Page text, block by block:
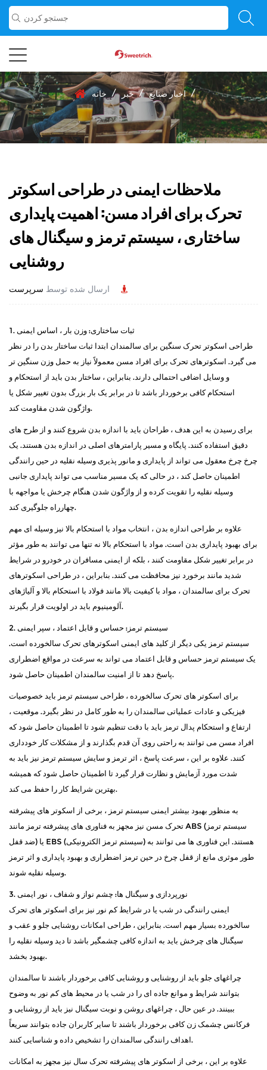
خانه / خبر / اخبار صنایع /
ملاحظات ایمنی در طراحی اسکوتر
تحرک برای افراد مسن: اهمیت پایداری
ساختاری ، سیستم ترمز و سیگنال های
روشنایی
ارسال شده توسط سرپرست
1. ثبات ساختاری: وزن بار ، اساس ایمنی
طراحی اسکوتر تحرک سنگین برای سالمندان ابتدا ثبات ساختار بدن را در نظر
می گیرد. اسکوترهای تحرک برای افراد مسن معمولاً نیاز به حمل وزن سنگین تر
و وسایل اضافی احتمالی دارند. بنابراین ، ساختار بدن باید از استحکام و
استحکام کافی برخوردار باشد تا در برابر یک بار بزرگ بدون تغییر شکل یا
واژگون شدن مقاومت کند.
برای رسیدن به این هدف ، طراحان باید با اندازه بدن شروع کنند و از طرح های
دقیق استفاده کنند. پایگاه و مسیر پارامترهای اصلی در اندازه بدن هستند. یک
چرخ چرخ معقول می تواند از پایداری و مانور پذیری وسیله نقلیه در حین رانندگی
اطمینان حاصل کند ، در حالی که یک مسیر مناسب می تواند پایداری جانبی
وسیله نقلیه را تقویت کرده و از واژگون شدن هنگام چرخش یا مواجهه با
چهارراه جلوگیری کند.
علاوه بر طراحی اندازه بدن ، انتخاب مواد با استحکام بالا نیز وسیله ای مهم
برای بهبود پایداری بدن است. مواد با استحکام بالا نه تنها می توانند به طور مؤثر
در برابر تغییر شکل مقاومت کنند ، بلکه از ایمنی مسافران در خودرو در شرایط
شدید مانند برخورد نیز محافظت می کنند. بنابراین ، در طراحی اسکوترهای
تحرک برای سالمندان ، مواد با کیفیت بالا مانند فولاد با استحکام بالا و آلیاژهای
آلومینیوم باید در اولویت قرار بگیرند.
2. سیستم ترمز: حساس و قابل اعتماد ، سپر ایمنی
سیستم ترمز یکی دیگر از کلید های ایمنی اسکوترهای تحرک سالخورده است.
یک سیستم ترمز حساس و قابل اعتماد می تواند به سرعت در مواقع اضطراری
پاسخ دهد تا از امنیت سالمندان اطمینان حاصل شود.
برای اسکوتر های تحرک سالخورده ، طراحی سیستم ترمز باید خصوصیات
فیزیکی و عادات عملیاتی سالمندان را به طور کامل در نظر بگیرد. موقعیت ،
ارتفاع و استحکام پدال ترمز باید با دقت تنظیم شود تا اطمینان حاصل شود که
افراد مسن می توانند به راحتی روی آن قدم بگذارند و از مشکلات کار خودداری
کنند. علاوه بر این ، سرعت پاسخ ، اثر ترمز و سایش سیستم ترمز نیز باید به
شدت مورد آزمایش و نظارت قرار گیرد تا اطمینان حاصل شود که همیشه
بهترین شرایط کار را حفظ می کند.
به منظور بهبود بیشتر ایمنی سیستم ترمز ، برخی از اسکوتر های پیشرفته
تحرک مسن نیز مجهز به فناوری های پیشرفته ترمز مانند ABS (سیستم ترمز
ضد قفل) یا EBS (سیستم ترمز الکترونیکی) هستند. این فناوری ها می توانند به
طور موثری مانع از قفل چرخ در حین ترمز اضطراری و بهبود پایداری و اثر ترمز
وسیله نقلیه شوند.
3. نورپردازی و سیگنال ها: چشم نواز و شفاف ، نور ایمنی
ایمنی رانندگی در شب یا در شرایط کم نور نیز برای اسکوتر های تحرک
سالخورده بسیار مهم است. بنابراین ، طراحی امکانات روشنایی جلو و عقب و
سیگنال های چرخش باید به اندازه کافی چشمگیر باشد تا دید وسیله نقلیه را
بهبود بخشد.
چراغهای جلو باید از روشنایی و روشنایی کافی برخوردار باشند تا سالمندان
بتوانند شرایط و موانع جاده ای را در شب یا در محیط های کم نور به وضوح
ببینند. در عین حال ، چراغهای روشن و نوبت سیگنال نیز باید از روشنایی و
فرکانس چشمک زن کافی برخوردار باشند تا سایر کاربران جاده بتوانند سریعاً
اهداف رانندگی سالمندان را تشخیص داده و شناسایی کنند.
علاوه بر این ، برخی از اسکوتر های پیشرفته تحرک سال نیز مجهز به امکانات